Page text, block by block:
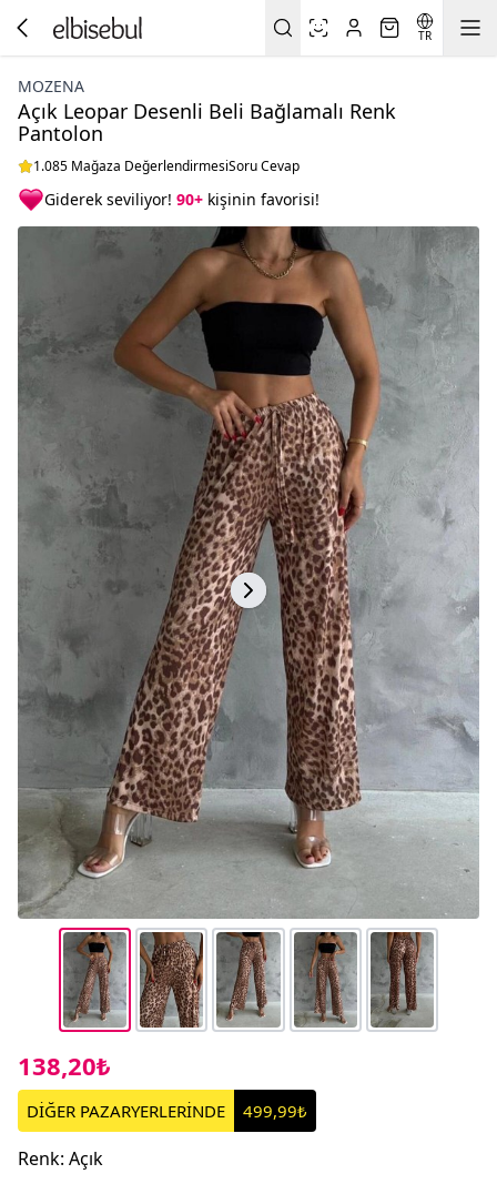
TR
MOZENA
Açık Leopar Desenli Beli Bağlamalı Renk
Pantolon
1.085 Mağaza DeğerlendirmesiSoru Cevap
Giderek seviliyor! 90+ kişinin favorisi!
138,20₺
DİĞER PAZARYERLERİNDE 499,99₺
Renk: Açık